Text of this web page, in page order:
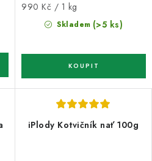
Skladem (>5 ks)
Měrná
990 Kč / 1 kg
iPlody Kotvičník nať 100g